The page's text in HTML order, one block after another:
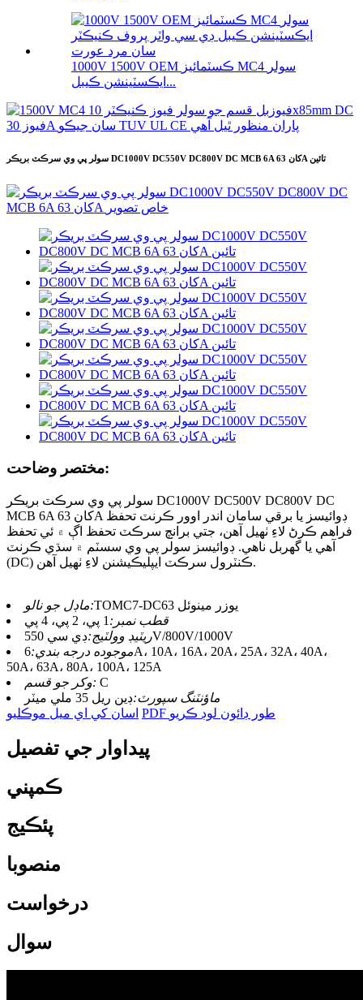
1000V 1500V OEM ڪسٽمائيز MC4 سولر
ايڪسٽينشن ڪيبل...
سولر پي وي سرڪٽ بريڪر DC1000V DC550V DC800V DC MCB 6A کان 63A تائين
مختصر وضاحت:
سولر پي وي سرڪٽ بريڪر DC1000V DC500V DC800V DC
MCB 6A کان 63A ڊوائيسز يا برقي سامان اندر اوور ڪرنٽ تحفظ
فراهم ڪرڻ لاءِ ٺهيل آهن، جتي برانچ سرڪٽ تحفظ اڳ ۾ ئي تحفظ
آهي يا گهربل ناهي. ڊوائيسز سولر پي وي سسٽم ۾ سڌي ڪرنٽ
(DC) ڪنٽرول سرڪٽ ايپليڪيشنن لاءِ ٺهيل آهن.
ماڊل جو نالو:
TOMC7-DC63 يوزر مينوئل
قطب نمبر: 1 پي، 2 پي، 4 پي
ريٽيڊ وولٽيج:ڊي سي 550V/800V/1000V
موجوده درجه بندي:6A، 10A، 16A، 20A، 25A، 32A، 40A،
50A، 63A، 80A، 100A، 125A
وکر جو قسم: C
ماؤنٽنگ سپورٽ:ڊين ريل 35 ملي ميٽر
اسان کي اي ميل موڪليو
PDF طور ڊائون لوڊ ڪريو
پيداوار جي تفصيل
ڪمپني
پئڪيج
منصوبا
درخواست
سوال